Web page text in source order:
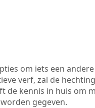
om iets een
verf, zal de
de kennis in huis om
gegeven.